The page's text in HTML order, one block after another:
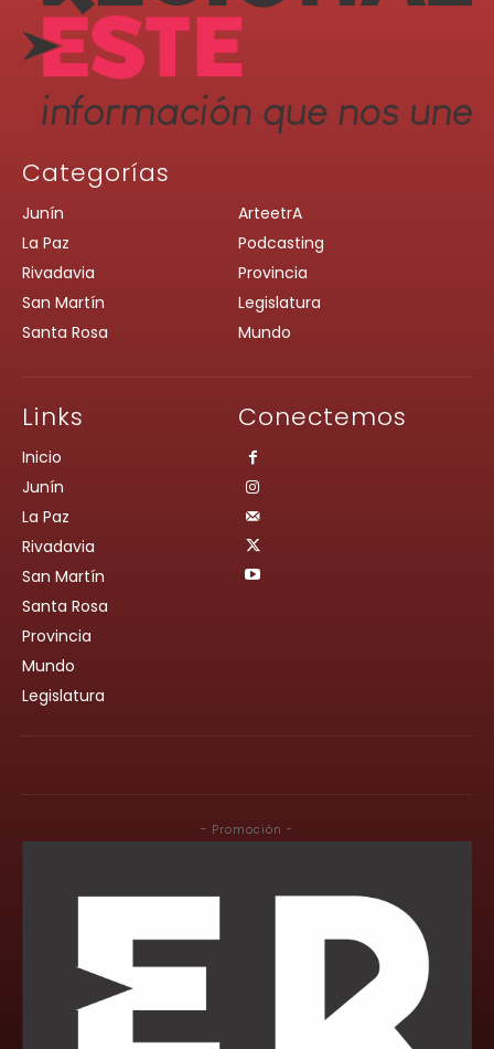
Categorías
Junín
La Paz
Rivadavia
San Martín
Santa Rosa
ArteetrA
Podcasting
Provincia
Legislatura
Mundo
Links
Inicio
Junín
La Paz
Rivadavia
San Martín
Santa Rosa
Provincia
Mundo
Legislatura
Conectemos
- Promoción -